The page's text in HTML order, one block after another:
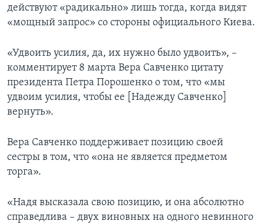
действуют «радикально» лишь тогда, когда видят
«мощный запрос» со стороны официального Киева.
«Удвоить усилия, да, их нужно было удвоить», –
комментирует 8 марта Вера Савченко цитату
президента Петра Порошенко о том, что «мы
удвоим усилия, чтобы ее [Надежду Савченко]
вернуть».
Вера Савченко поддерживает позицию своей
сестры в том, что «она не является предметом
торга».
«Надя высказала свою позицию, и она абсолютно
справедлива – двух виновных на одного невинного